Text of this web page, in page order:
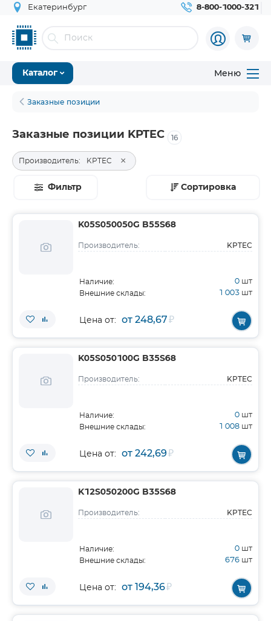
Екатеринбург 8-800-1000-321
Каталог Меню
Заказные позиции
Заказные позиции KPTEC 16
Производитель: KPTEC ×
Фильтр Сортировка
K05S050050G B55S68
Производитель: KPTEC
Наличие: 0 шт
Внешние склады: 1 003 шт
Цена от: от 248,67₽
K05S050100G B35S68
Производитель: KPTEC
Наличие: 0 шт
Внешние склады: 1 008 шт
Цена от: от 242,69₽
K12S050200G B35S68
Производитель: KPTEC
Наличие: 0 шт
Внешние склады: 676 шт
Цена от: от 194,36₽